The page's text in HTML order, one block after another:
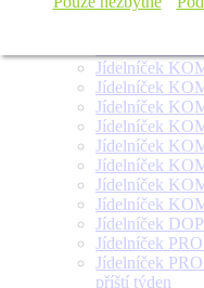
Jídelníček
Jídelníček
Jídelníček
Jídelníček
Jídelníček
Jídelníček
Jídelníček
Jídelníček
Jídelníček
Jídelníček
Jídelníček
Jídelníček
příští týden